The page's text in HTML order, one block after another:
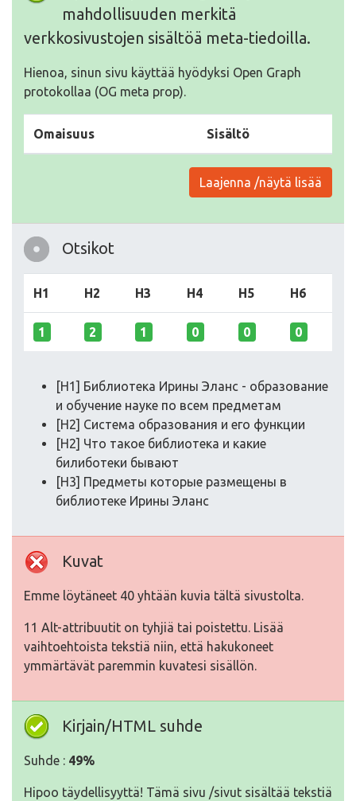
mahdollisuuden merkitä
verkkosivustojen sisältöä meta-tiedoilla.
Hienoa, sinun sivu käyttää hyödyksi Open Graph
protokollaa (OG meta prop).
Omaisuus Sisältö
Laajenna /näytä lisää
Otsikot
H1 H2 H3 H4 H5 H6
1 2 1 0 0 0
[H1] Библиотека Ирины Эланс - образование
и обучение науке по всем предметам
[H2] Система образования и его функции
[H2] Что такое библиотека и какие
билиботеки бывают
[H3] Предметы которые размещены в
библиотеке Ирины Эланс
Kuvat
Emme löytäneet 40 yhtään kuvia tältä sivustolta.
11 Alt-attribuutit on tyhjiä tai poistettu. Lisää
vaihtoehtoista tekstiä niin, että hakukoneet
ymmärtävät paremmin kuvatesi sisällön.
Kirjain/HTML suhde
Suhde : 49%
Hipoo täydellisyyttä! Tämä sivu /sivut sisältää tekstiä